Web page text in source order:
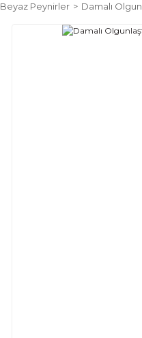
Beyaz Peynirler Damalı